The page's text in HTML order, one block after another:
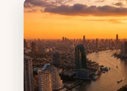
ACTUALITÉ
MÉTÉO